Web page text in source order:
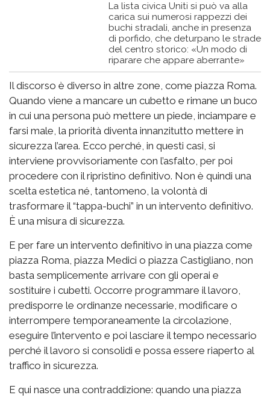
La lista civica Uniti si può va alla
carica sui numerosi rappezzi dei
buchi stradali, anche in presenza
di porfido, che deturpano le strade
del centro storico: «Un modo di
riparare che appare aberrante»
Il discorso è diverso in altre zone, come piazza Roma.
Quando viene a mancare un cubetto e rimane un buco
in cui una persona può mettere un piede, inciampare e
farsi male, la priorità diventa innanzitutto mettere in
sicurezza l’area. Ecco perché, in questi casi, si
interviene provvisoriamente con l’asfalto, per poi
procedere con il ripristino definitivo. Non è quindi una
scelta estetica né, tantomeno, la volontà di
trasformare il “tappa-buchi” in un intervento definitivo.
È una misura di sicurezza.
E per fare un intervento definitivo in una piazza come
piazza Roma, piazza Medici o piazza Castigliano, non
basta semplicemente arrivare con gli operai e
sostituire i cubetti. Occorre programmare il lavoro,
predisporre le ordinanze necessarie, modificare o
interrompere temporaneamente la circolazione,
eseguire l’intervento e poi lasciare il tempo necessario
perché il lavoro si consolidi e possa essere riaperto al
traffico in sicurezza.
E qui nasce una contraddizione: quando una piazza